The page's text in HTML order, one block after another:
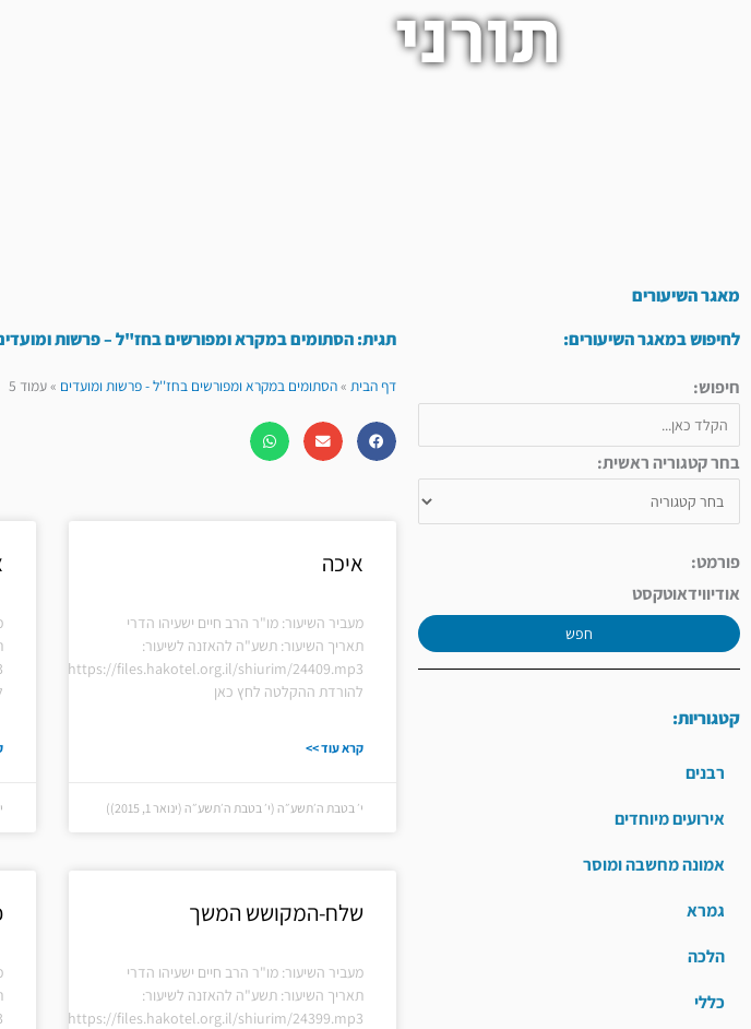
תורני
מאגר השיעורים
לחיפוש במאגר השיעורים:
חיפוש:
בחר קטגוריה ראשית:
פורמט:
אודיווידאוטקסט
חפש
קטגוריות:
רבנים
אירועים מיוחדים
אמונה מחשבה ומוסר
גמרא
הלכה
כללי
תגית: הסתומים במקרא ומפורשים בחז"ל – פרשות
דף הבית»הסתומים במקרא ומפורשים בחז''ל - פרשות ומועדים »עמוד 5
איכה
מעביר השיעור: מו"ר הרב חיים ישעיהו הדרי
תאריך השיעור: תשע"ה להאזנה לשיעור:
https://files.hakotel.org.il/shiurim/24409.mp3
להורדת ההקלטה לחץ כאן
קרא עוד >>
י׳ בטבת ה׳תשע״ה (י׳ בטבת ה׳תשע״ה (ינואר 1, 2015))
שלח-המקושש המשך
מעביר השיעור: מו"ר הרב חיים ישעיהו הדרי
תאריך השיעור: תשע"ה להאזנה לשיעור:
https://files.hakotel.org.il/shiurim/24399.mp3